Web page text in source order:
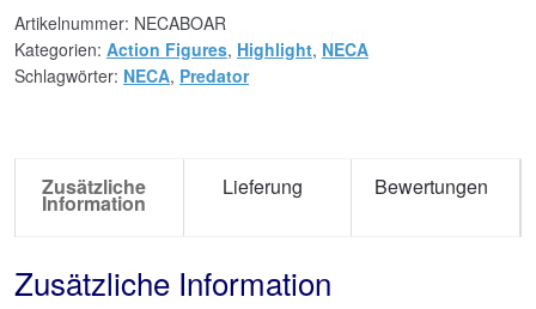
Artikelnummer: NECABOAR
Kategorien: Action Figures, Highlight, NECA
Schlagwörter: NECA, Predator
Zusätzliche
Information
Lieferung Bewertungen
Zusätzliche Information